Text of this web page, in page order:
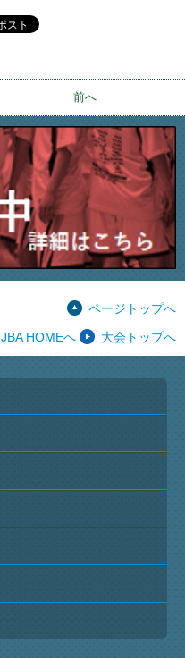
前へ
ページトップへ
JBA HOMEへ
大会トップへ